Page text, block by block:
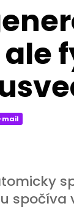
mail
spočíva